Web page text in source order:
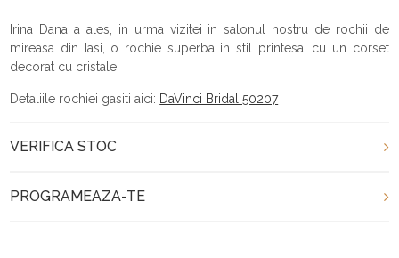
Irina Dana a ales, in urma vizitei in salonul nostru de rochii de
mireasa din Iasi, o rochie superba in stil printesa, cu un corset
decorat cu cristale.
Detaliile rochiei gasiti aici: DaVinci Bridal 50207
VERIFICA STOC
PROGRAMEAZA-TE